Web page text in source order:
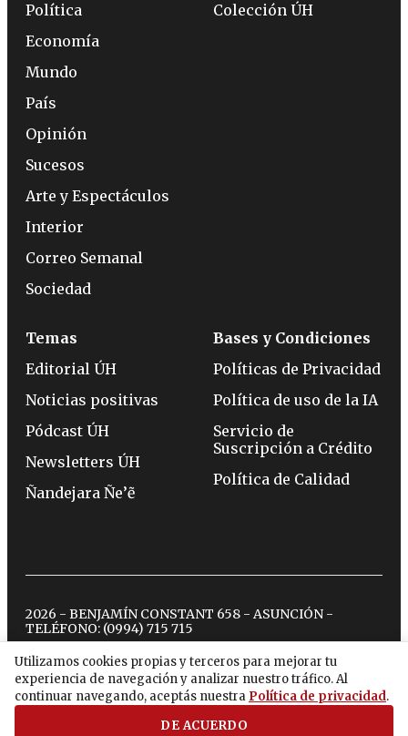
Utilizamos cookies propias y terceros para mejorar tu
experiencia de navegación y analizar nuestro tráfico. Al
continuar navegando, aceptás nuestra Política de privacidad.
DE ACUERDO
Política
Economía
Mundo
País
Opinión
Sucesos
Arte y Espectáculos
Interior
Correo Semanal
Sociedad
Colección ÚH
Temas
Editorial ÚH
Noticias positivas
Pódcast ÚH
Newsletters ÚH
Ñandejara Ñe’ẽ
Bases y Condiciones
Políticas de Privacidad
Política de uso de la IA
Servicio de
Suscripción a Crédito
Política de Calidad
2026 - BENJAMÍN CONSTANT 658 - ASUNCIÓN -
TELÉFONO: (0994) 715 715
twitterinstagram
facebook
tiktokyoutubespotify